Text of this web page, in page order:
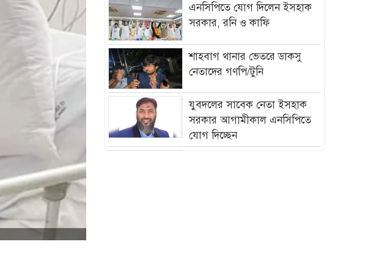
এনসিপিতে যোগ দিলেন ইসহাক
সরকার, রনি ও কাফি
শাহবাগ থানার ভেতরে ডাকসু
নেতাদের গণপি/টুনি
যুবদলের সাবেক নেতা ইসহাক
সরকার আগামীকাল এনসিপিতে
যোগ দিচ্ছেন